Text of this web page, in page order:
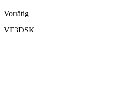
Vorrätig
VE3DSK